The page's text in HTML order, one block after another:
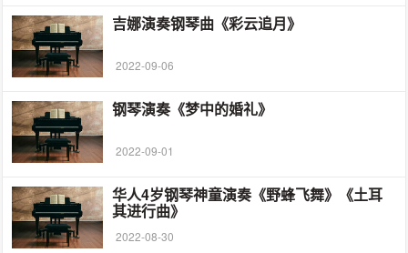
吉娜演奏钢琴曲《彩云追月》
2022-09-06
钢琴演奏《梦中的婚礼》
2022-09-01
华人4岁钢琴神童演奏《野蜂飞舞》《土耳
其进行曲》
2022-08-30